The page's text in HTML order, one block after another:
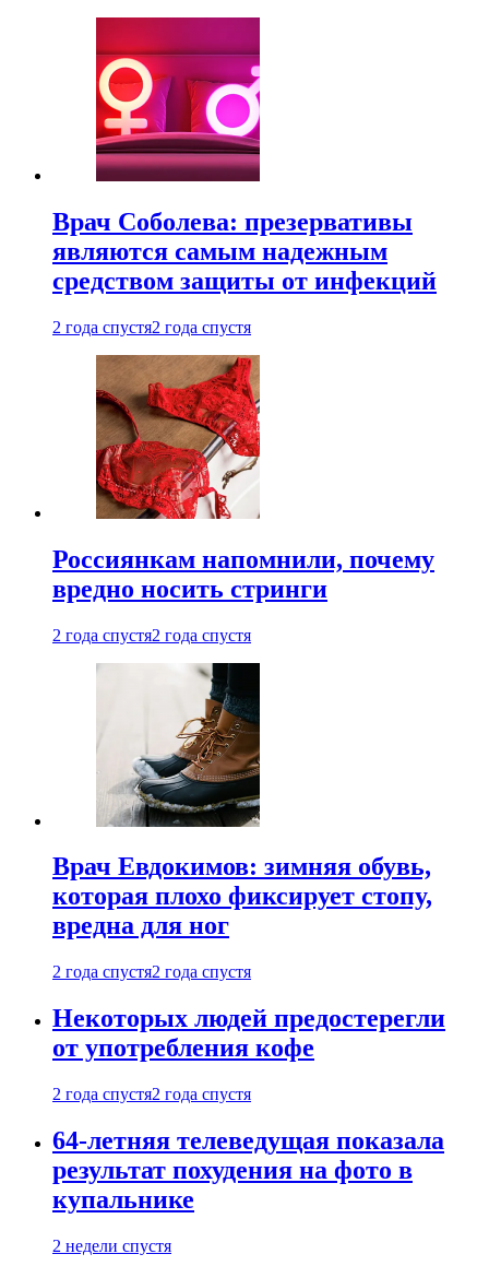
Врач Соболева: презервативы
являются самым надежным
средством защиты от инфекций
2 года спустя2 года спустя
Россиянкам напомнили, почему
вредно носить стринги
2 года спустя2 года спустя
Врач Евдокимов: зимняя обувь,
которая плохо фиксирует стопу,
вредна для ног
2 года спустя2 года спустя
Некоторых людей предостерегли
от употребления кофе
2 года спустя2 года спустя
64-летняя телеведущая показала
результат похудения на фото в
купальнике
2 недели спустя